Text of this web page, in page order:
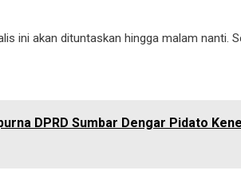
ini akan dituntaskan hingga malam nanti.
DPRD Sumbar Dengar Pidato